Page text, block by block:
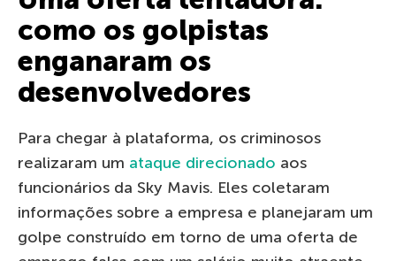
como os golpistas
enganaram os
desenvolvedores
Para chegar à plataforma, os criminosos
realizaram um ataque direcionado aos
funcionários da Sky Mavis. Eles coletaram
informações sobre a empresa e planejaram um
golpe construído em torno de uma oferta de